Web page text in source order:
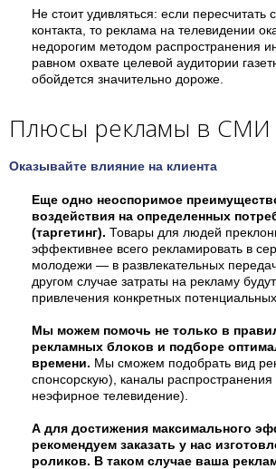
Не стоит удивляться: если пересчитать
контакта, то реклама на телевидении
недорогим методом распространения
равном охвате целевой аудитории
обойдется значительно дороже.
Плюсы рекламы в СМИ
Оказывайте влияние на клиента
Еще одно неоспоримое
воздействия на определенных
(таргетинг). Товары для людей
эффективнее всего рекламировать в
молодежи — в развлекательных
другом случае затраты на рекламу
привлечения конкретных
Мы можем помочь не только в
рекламных блоков и подборе
времени. Мы сможем подобрать вид
спонсорскую), каналы
неэфирное телевидение).
А для достижения максимального
рекомендуем заказать у нас
роликов. В таком случае ваша